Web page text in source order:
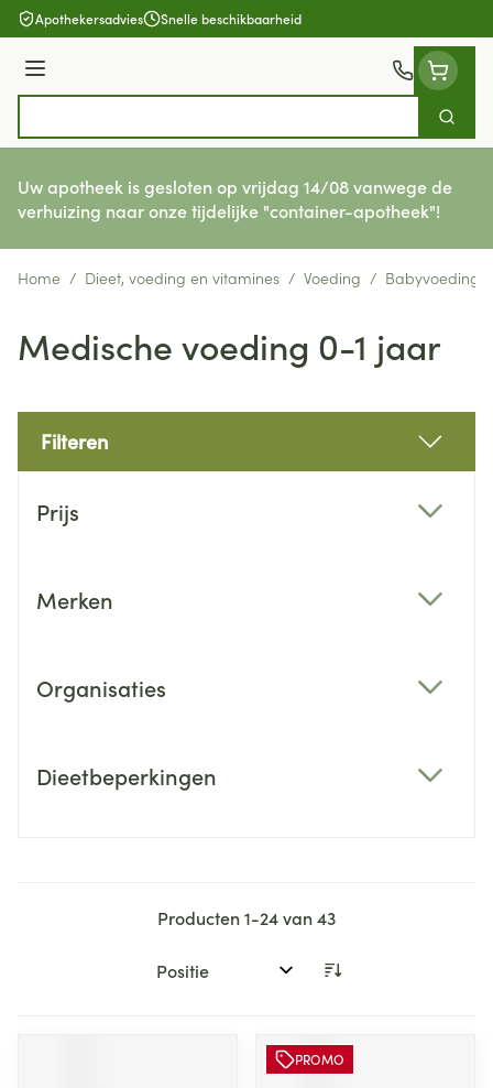
Ga naar de inhoud
Apothekersadvies Snelle beschikbaarheid
Menu
Zoek
Uw apotheek is gesloten op vrijdag 14/08 vanwege de
verhuizing naar onze tijdelijke "container-apotheek"!
Home / Dieet, voeding en vitamines / Voeding / Babyvoeding
Medische voeding 0-1 jaar
Filteren
Prijs
Merken
Organisaties
Dieetbeperkingen
Producten1-24van43
Sorteer op:
PROMO